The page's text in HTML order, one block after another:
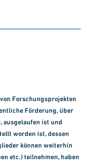
Forschungsprojekten
Förderung, über
ist und
worden ist, dessen
können weiterhin
etc.) teilnehmen, haben